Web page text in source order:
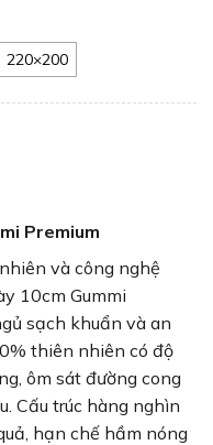
220×200
lượng
Premium
và công nghệ
10cm Gummi
sạch khuẩn và an
thiên nhiên có độ
ôm sát đường cong
Cấu trúc hàng nghìn
hạn chế hầm nóng